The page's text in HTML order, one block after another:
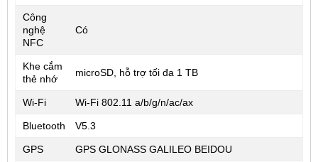
Công
nghệ
NFC
Có
Khe cắm
thẻ nhớ
microSD, hỗ trợ tối đa 1 TB
Wi-Fi Wi-Fi 802.11 a/b/g/n/ac/ax
Bluetooth V5.3
GPS GPS GLONASS GALILEO BEIDOU